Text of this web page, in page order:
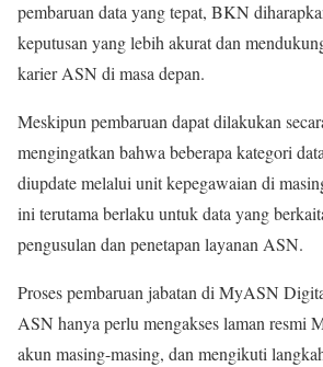
pembaruan data yang tepat, BKN
keputusan yang lebih akurat dan
karier ASN di masa depan.
Meskipun pembaruan dapat dilakukan
mengingatkan bahwa beberapa kategori
diupdate melalui unit kepegawaian di
ini terutama berlaku untuk data yang
pengusulan dan penetapan layanan ASN.
Proses pembaruan jabatan di MyASN
ASN hanya perlu mengakses laman resmi
akun masing-masing, dan mengikuti